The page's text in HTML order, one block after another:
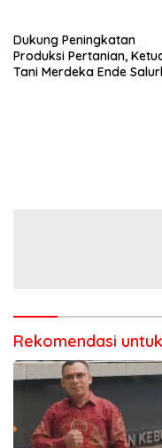
Dukung Peningkatan
Produksi Pertanian,
Tani Merdeka Ende
Rekomendasi